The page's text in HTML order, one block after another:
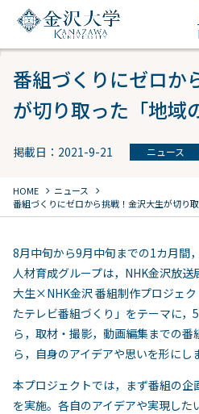
番組づくりにゼロか
が切り取った「地域
掲載日：2021-9-21 ニュース
HOME chevron_right ニュース chevron_right
番組づくりにゼロから挑戦！金沢大生が切り取
8月中旬から9月中旬までの1カ月間
人材育成グループは，NHK金沢放
大生×NHK金沢 番組制作プロジェ
たテレビ番組づくり」をテーマに
ら，取材・撮影，動画編集までの
ら，自身のアイデアや思いを形にし
本プロジェクトでは，まず番組の
を実施。各自のアイデアや実現した